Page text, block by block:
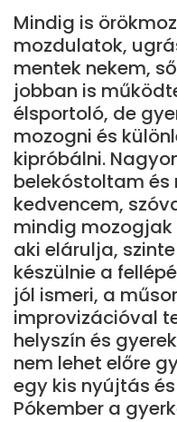
Mindig is
mozdulatok,
mentek nekem,
jobban is
élsportoló, de
mozogni és
kipróbálni.
belekóstoltam
kedvencem,
mindig mozogjak
aki elárulja,
készülnie a
jól ismeri, a
improvizációval
helyszín és
nem lehet előre
egy kis nyújtás
Pókember a